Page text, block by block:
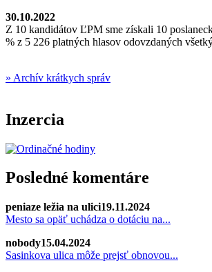
30.10.2022
Z 10 kandidátov ĽPM sme získali 10
% z 5 226 platných hlasov odovzdaných
» Archív krátkych správ
Inzercia
Posledné komentáre
peniaze ležia na ulici19.11.2024
Mesto sa opäť uchádza o dotáciu na...
nobody15.04.2024
Sasinkova ulica môže prejsť obnovou...